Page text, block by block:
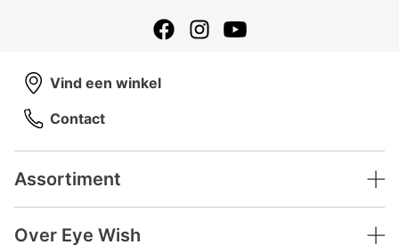
Assortiment
Over Eye Wish
Vind een winkel
Contact